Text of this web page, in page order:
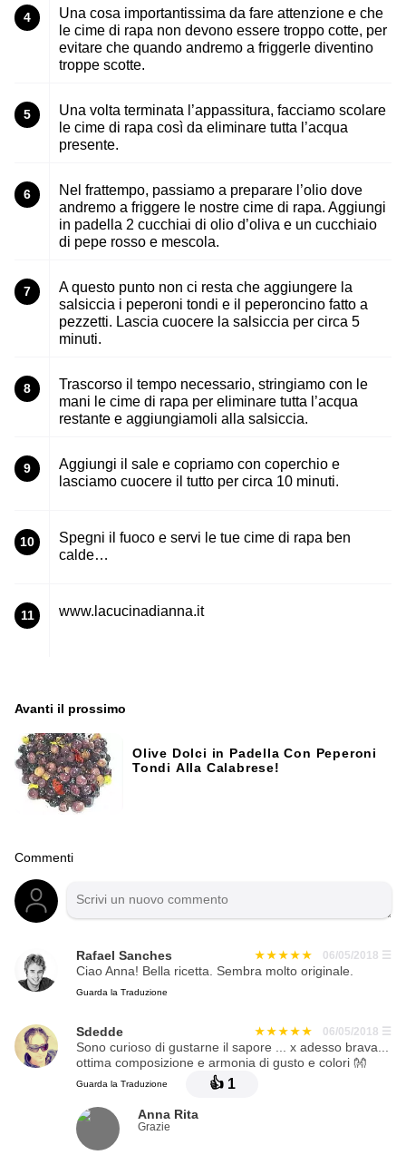
4
Una cosa importantissima da fare attenzione e che
le cime di rapa non devono essere troppo cotte, per
evitare che quando andremo a friggerle diventino
troppe scotte.
5
Una volta terminata l’appassitura, facciamo scolare
le cime di rapa così da eliminare tutta l’acqua
presente.
6
Nel frattempo, passiamo a preparare l’olio dove
andremo a friggere le nostre cime di rapa. Aggiungi
in padella 2 cucchiai di olio d’oliva e un cucchiaio
di pepe rosso e mescola.
7
A questo punto non ci resta che aggiungere la
salsiccia i peperoni tondi e il peperoncino fatto a
pezzetti. Lascia cuocere la salsiccia per circa 5
minuti.
8
Trascorso il tempo necessario, stringiamo con le
mani le cime di rapa per eliminare tutta l’acqua
restante e aggiungiamoli alla salsiccia.
9
Aggiungi il sale e copriamo con coperchio e
lasciamo cuocere il tutto per circa 10 minuti.
10
Spegni il fuoco e servi le tue cime di rapa ben
calde…
11 www.lacucinadianna.it
Avanti il ​​prossimo
Olive Dolci in Padella Con Peperoni
Tondi Alla Calabrese!
Commenti
Rafael Sanches 06/05/2018 ☰
Ciao Anna! Bella ricetta. Sembra molto originale.
Guarda la Traduzione
Sdedde 06/05/2018 ☰
Sono curioso di gustarne il sapore ... x adesso brava...
ottima composizione e armonia di gusto e colori 👐
Guarda la Traduzione 👍 1
Anna Rita
Grazie